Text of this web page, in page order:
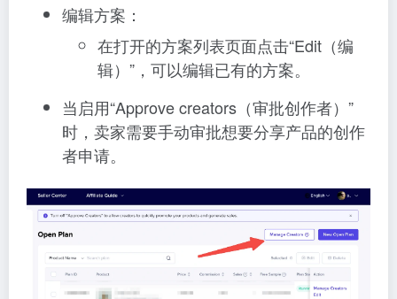
编辑方案：
在打开的方案列表页面点击“Edit（编
辑）”，可以编辑已有的方案。
当启用“Approve creators（审批创作者）”
时，卖家需要手动审批想要分享产品的创作
者申请。